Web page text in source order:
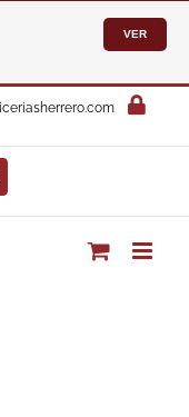
VER